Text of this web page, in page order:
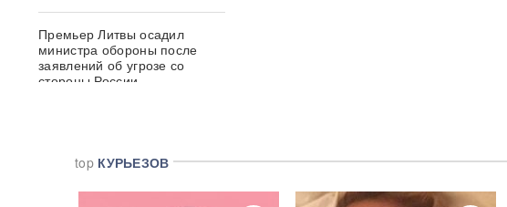
Премьер Литвы осадил
министра обороны после
заявлений об угрозе со
стороны России
Сикорский предложил
сбивать ракеты РФ над
top КУРЬЕЗОВ